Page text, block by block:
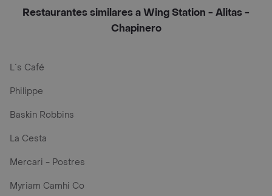
Restaurantes similares a Wing Station - Alitas -
Chapinero
L´s Café
Philippe
Baskin Robbins
La Cesta
Mercari - Postres
Myriam Camhi Co